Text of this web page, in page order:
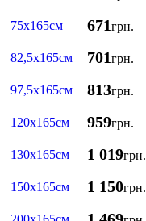
75х165см 671грн.
82,5х165см 701грн.
97,5х165см 813грн.
120х165см 959грн.
130х165см 1 019грн.
150х165см 1 150грн.